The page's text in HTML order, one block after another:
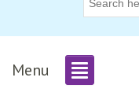
Menu